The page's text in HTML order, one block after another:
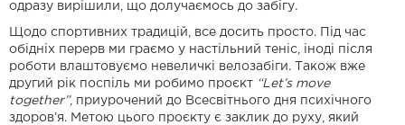
одразу вирішили, що долучаємось до забігу.
Щодо спортивних традицій, все досить просто. Під час
обідніх перерв ми граємо у настільний теніс, іноді після
роботи влаштовуємо невеличкі велозабіги. Також вже
другий рік поспіль ми робимо проєкт “Let’s move
together”, приурочений до Всесвітнього дня психічного
здоров’я. Метою цього проєкту є заклик до руху, який